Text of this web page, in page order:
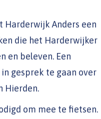
Harderwijk Anders een
die het Harderwijker
en beleven. Een
gesprek te gaan over
Hierden.
om mee te fietsen.